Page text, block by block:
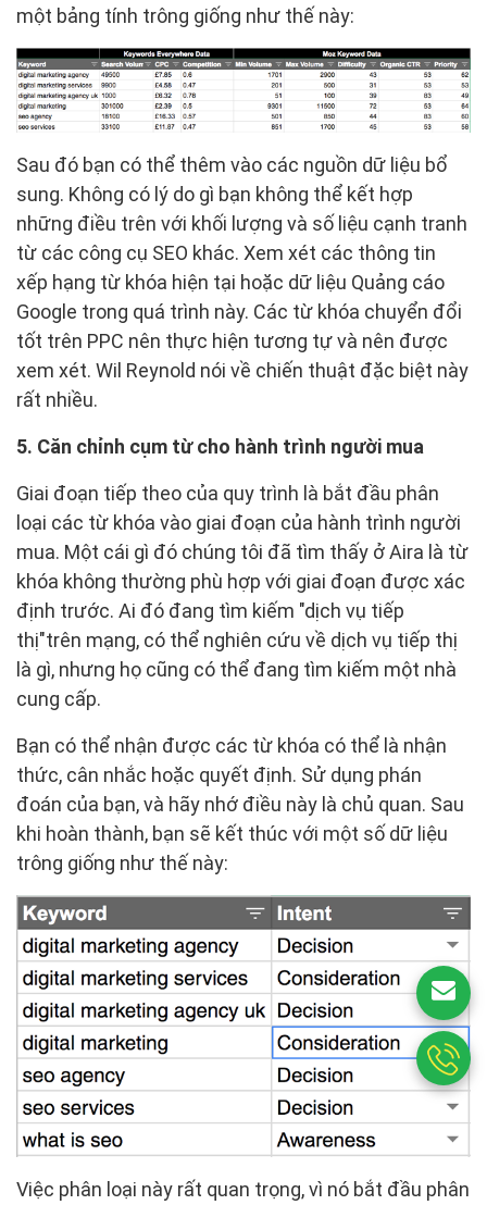
một bảng tính trông giống như thế này:
Sau đó bạn có thể thêm vào các nguồn dữ liệu bổ
sung. Không có lý do gì bạn không thể kết hợp
những điều trên với khối lượng và số liệu cạnh tranh
từ các công cụ SEO khác. Xem xét các thông tin
xếp hạng từ khóa hiện tại hoặc dữ liệu Quảng cáo
Google trong quá trình này. Các từ khóa chuyển đổi
tốt trên PPC nên thực hiện tương tự và nên được
xem xét. Wil Reynold nói về chiến thuật đặc biệt này
rất nhiều.
5. Căn chỉnh cụm từ cho hành trình người mua
Giai đoạn tiếp theo của quy trình là bắt đầu phân
loại các từ khóa vào giai đoạn của hành trình người
mua. Một cái gì đó chúng tôi đã tìm thấy ở Aira là từ
khóa không thường phù hợp với giai đoạn được xác
định trước. Ai đó đang tìm kiếm "dịch vụ tiếp
thị"trên mạng, có thể nghiên cứu về dịch vụ tiếp thị
là gì, nhưng họ cũng có thể đang tìm kiếm một nhà
cung cấp.
Bạn có thể nhận được các từ khóa có thể là nhận
thức, cân nhắc hoặc quyết định. Sử dụng phán
đoán của bạn, và hãy nhớ điều này là chủ quan. Sau
khi hoàn thành, bạn sẽ kết thúc với một số dữ liệu
trông giống như thế này:
Việc phân loại này rất quan trọng, vì nó bắt đầu phân